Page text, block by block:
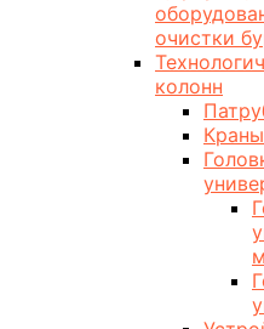
очистки
колонн